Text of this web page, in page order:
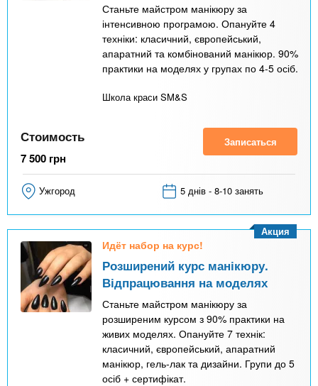
Станьте майстром манікюру за
інтенсивною програмою. Опануйте 4
техніки: класичний, європейський,
апаратний та комбінований манікюр. 90%
практики на моделях у групах по 4-5 осіб.
Школа краси SM&S
Стоимость
7 500 грн
Записаться
Ужгород 5 днів - 8-10 занять
Идёт набор на курс!
Розширений курс манікюру.
Відпрацювання на моделях
Станьте майстром манікюру за
розширеним курсом з 90% практики на
живих моделях. Опануйте 7 технік:
класичний, європейський, апаратний
манікюр, гель-лак та дизайни. Групи до 5
осіб + сертифікат.
Акция